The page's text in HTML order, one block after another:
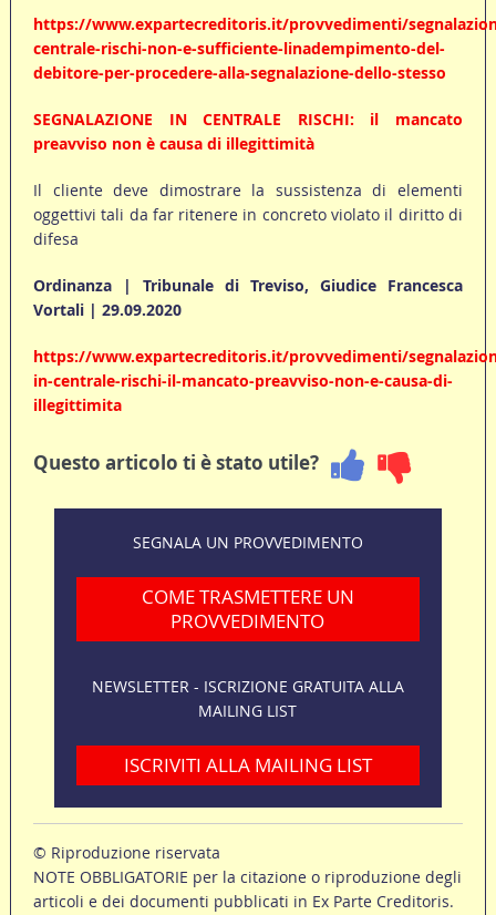
https://www.expartecreditoris.it/provvedimenti/
centrale-rischi-non-e-sufficiente-linadempimento-del-
debitore-per-procedere-alla-segnalazione-dello-stesso
SEGNALAZIONE IN CENTRALE RISCHI: il mancato
preavviso non è causa di illegittimità
Il cliente deve dimostrare la sussistenza di elementi
oggettivi tali da far ritenere in concreto violato il diritto di
difesa
Ordinanza | Tribunale di Treviso, Giudice Francesca
Vortali | 29.09.2020
https://www.expartecreditoris.it/provvedimenti/
in-centrale-rischi-il-mancato-preavviso-non-e-causa-di-
illegittimita
Questo articolo ti è stato utile?
SEGNALA UN PROVVEDIMENTO
COME TRASMETTERE UN
PROVVEDIMENTO
NEWSLETTER - ISCRIZIONE GRATUITA ALLA
MAILING LIST
ISCRIVITI ALLA MAILING LIST
© Riproduzione riservata
NOTE OBBLIGATORIE per la citazione o riproduzione degli
articoli e dei documenti pubblicati in Ex Parte Creditoris.